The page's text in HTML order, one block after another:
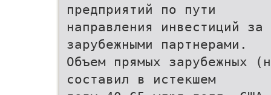
предприятий по пути
направления инвестиций
зарубежными партнерами.
Объем прямых зарубежных
составил в истекшем